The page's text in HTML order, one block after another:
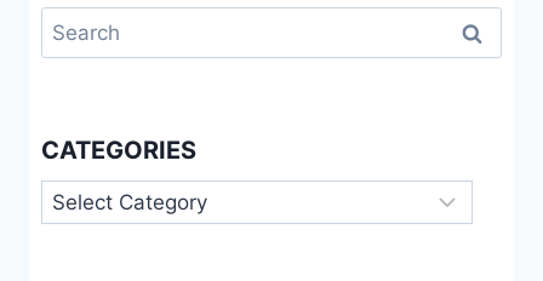
Search
for:
CATEGORIES
Categories